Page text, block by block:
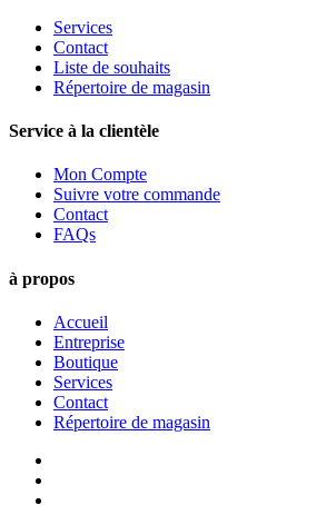
Services
Contact
Liste de souhaits
Répertoire de magasin
Service à la clientèle
Mon Compte
Suivre votre commande
Contact
FAQs
à propos
Accueil
Entreprise
Boutique
Services
Contact
Répertoire de magasin